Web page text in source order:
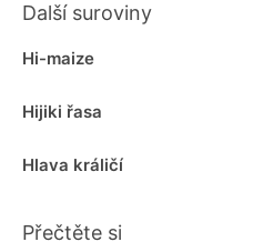
Další suroviny
Hi-maize
Hijiki řasa
Hlava králičí
Přečtěte si